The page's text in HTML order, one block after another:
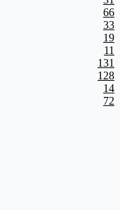
66
33
19
11
131
128
14
72